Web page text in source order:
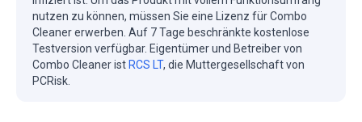
nutzen zu können, müssen Sie eine Lizenz für Combo
Cleaner erwerben. Auf 7 Tage beschränkte kostenlose
Testversion verfügbar. Eigentümer und Betreiber von
Combo Cleaner istRCS LT, die Muttergesellschaft von
PCRisk.